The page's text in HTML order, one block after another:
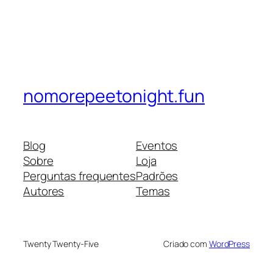
nomorepeetonight.fun
Blog
Sobre
Perguntas frequentes
Autores
Eventos
Loja
Padrões
Temas
Twenty Twenty-Five Criado com WordPress